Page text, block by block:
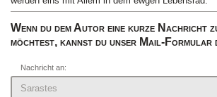
Wenn du dem Autor eine kurze Nachricht
möchtest, kannst du unser Mail-Formular
Nachricht an: